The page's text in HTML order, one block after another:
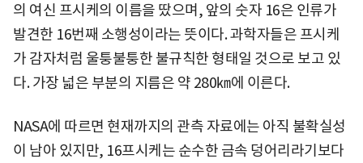
의 여신 프시케의 이름을 땄으며, 앞의 숫자 16은 인류가
발견한 16번째 소행성이라는 뜻이다. 과학자들은 프시케
가 감자처럼 울퉁불퉁한 불규칙한 형태일 것으로 보고 있
다. 가장 넓은 부분의 지름은 약 280㎞에 이른다.
NASA에 따르면 현재까지의 관측 자료에는 아직 불확실성
이 남아 있지만, 16프시케는 순수한 금속 덩어리라기보다